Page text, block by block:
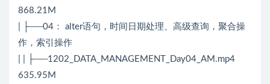
868.21M
| ├──04： alter语句，时间日期处理、高级查询，聚合操
作，索引操作
| | ├──1202_DATA_MANAGEMENT_Day04_AM.mp4
635.95M